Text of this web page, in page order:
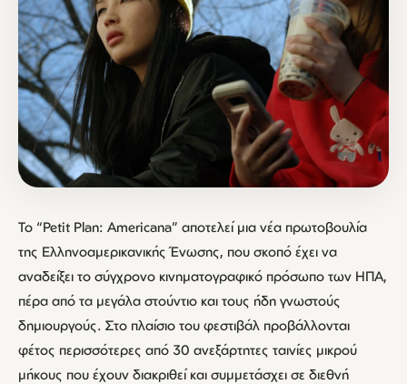
Το “Petit Plan: Americana” αποτελεί μια νέα πρωτοβουλία
της Ελληνοαμερικανικής Ένωσης, που σκοπό έχει να
αναδείξει το σύγχρονο κινηματογραφικό πρόσωπο των ΗΠΑ,
πέρα από τα μεγάλα στούντιο και τους ήδη γνωστούς
δημιουργούς. Στο πλαίσιο του φεστιβάλ προβάλλονται
φέτος περισσότερες από 30 ανεξάρτητες ταινίες μικρού
μήκους που έχουν διακριθεί και συμμετάσχει σε διεθνή